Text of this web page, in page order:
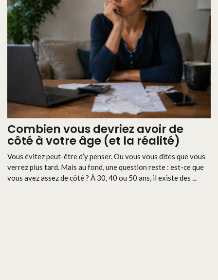
Combien vous devriez avoir de
côté à votre âge (et la réalité)
Vous évitez peut-être d’y penser. Ou vous vous dites que vous
verrez plus tard. Mais au fond, une question reste : est-ce que
vous avez assez de côté ? À 30, 40 ou 50 ans, il existe des ...